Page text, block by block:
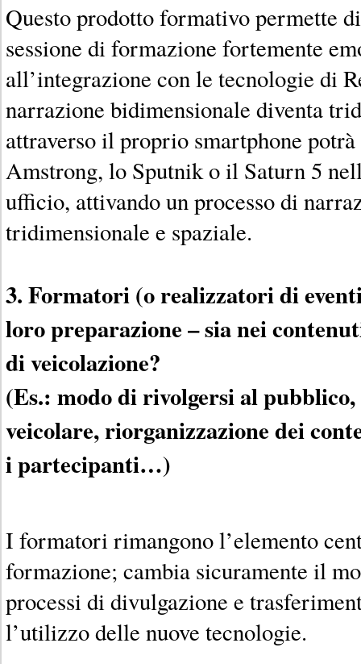
Questo prodotto formativo permette
sessione di formazione fortemente
all’integrazione con le tecnologie di
narrazione bidimensionale diventa
attraverso il proprio smartphone
Amstrong, lo Sputnik o il Saturn 5
ufficio, attivando un processo di
tridimensionale e spaziale.
3. Formatori (o realizzatori di
loro preparazione – sia nei
di veicolazione?
(Es.: modo di rivolgersi al pubblico,
veicolare, riorganizzazione dei
i partecipanti…)
I formatori rimangono l’elemento
formazione; cambia sicuramente il
processi di divulgazione e
l’utilizzo delle nuove tecnologie.